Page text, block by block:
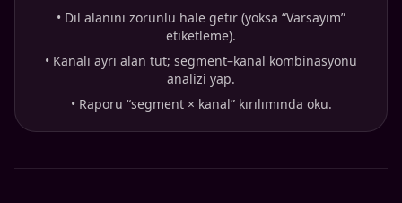
• Dil alanını zorunlu hale getir (yoksa “Varsayım”
etiketleme).
• Kanalı ayrı alan tut; segment–kanal kombinasyonu
analizi yap.
• Raporu “segment × kanal” kırılımında oku.